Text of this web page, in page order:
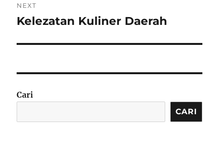
NEXT
Next
Kelezatan Kuliner Daerah
Cari
CARI